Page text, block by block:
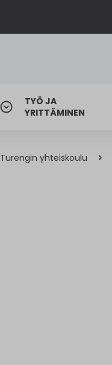
TYÖ JA
YRITTÄMINEN
Turengin yhteiskoulu